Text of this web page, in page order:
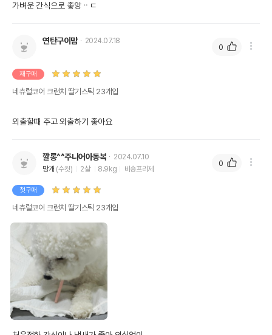
가벼운 간식으로 좋앙ᆢㄷ
연탄구이맘 2024.07.18
재구매
네츄럴코어 크런치 딸기스틱 23개입
외출할때 주고 외출하기 좋아요
0
깔롱^^주니어아동복
2024.07.10
망개 (수컷) 2살 8.9kg 비숑프리제
첫구매
네츄럴코어 크런치 딸기스틱 23개입
0